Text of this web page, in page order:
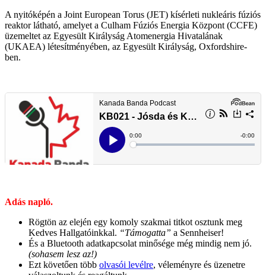
A nyitóképén a Joint European Torus (JET) kísérleti nukleáris fúziós
reaktor látható, amelyet a Culham Fúziós Energia Központ (CCFE)
üzemeltet az Egyesült Királyság Atomenergia Hivatalának
(UKAEA) létesítményében, az Egyesült Királyság, Oxfordshire-
ben.
Adás napló.
Rögtön az elején egy komoly szakmai titkot osztunk meg
Kedves Hallgatóinkkal. “Támogatta” a Sennheiser!
És a Bluetooth adatkapcsolat minősége még mindig nem jó.
(sohasem lesz az!)
Ezt követően több olvasói levélre, véleményre és üzenetre